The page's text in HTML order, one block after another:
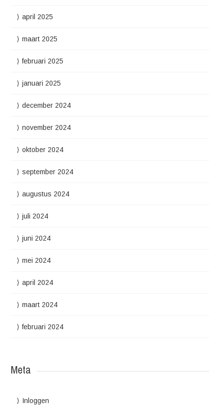
april 2025
maart 2025
februari 2025
januari 2025
december 2024
november 2024
oktober 2024
september 2024
augustus 2024
juli 2024
juni 2024
mei 2024
april 2024
maart 2024
februari 2024
Meta
Inloggen